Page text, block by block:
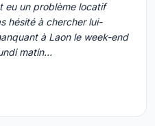
eu un problème locatif
hésité à chercher lui-
à Laon le week-end
matin…